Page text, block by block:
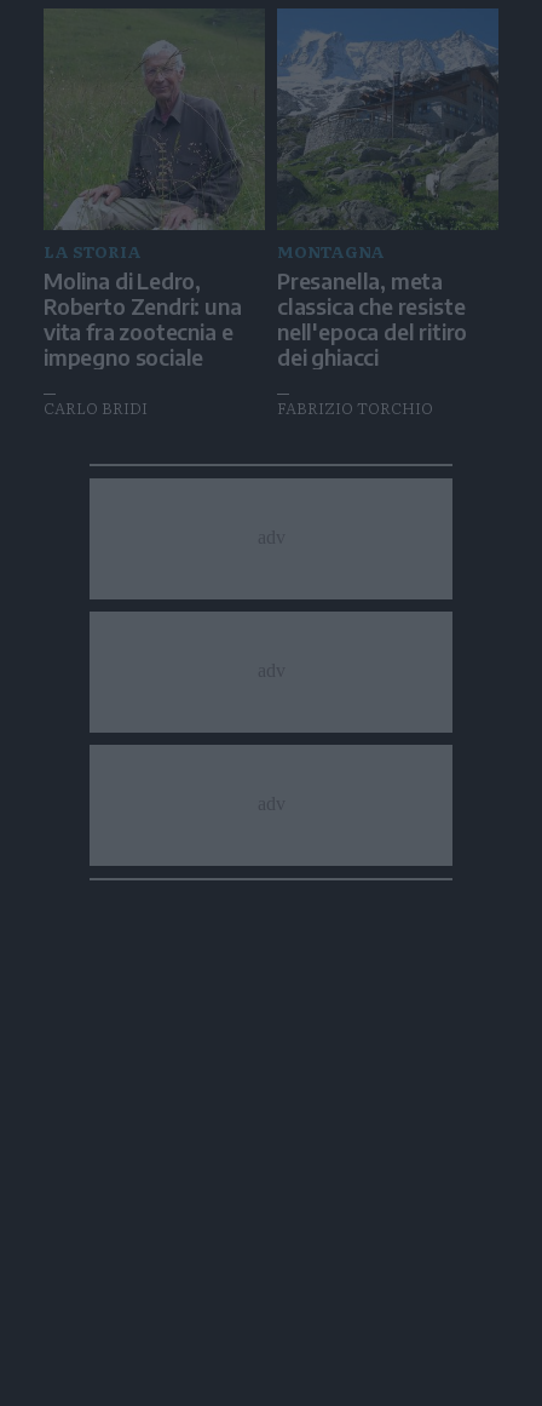
LA STORIA
Molina di Ledro,
Roberto Zendri: una
vita fra zootecnia e
impegno sociale
CARLO BRIDI
MONTAGNA
Presanella, meta
classica che resiste
nell'epoca del ritiro
dei ghiacci
FABRIZIO TORCHIO